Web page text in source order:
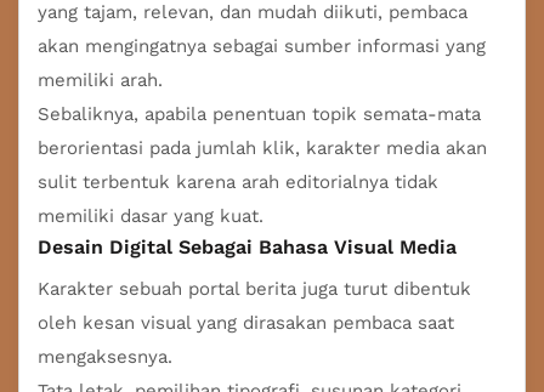
yang tajam, relevan, dan mudah diikuti, pembaca
akan mengingatnya sebagai sumber informasi yang
memiliki arah.
Sebaliknya, apabila penentuan topik semata-mata
berorientasi pada jumlah klik, karakter media akan
sulit terbentuk karena arah editorialnya tidak
memiliki dasar yang kuat.
Desain Digital Sebagai Bahasa Visual Media
Karakter sebuah portal berita juga turut dibentuk
oleh kesan visual yang dirasakan pembaca saat
mengaksesnya.